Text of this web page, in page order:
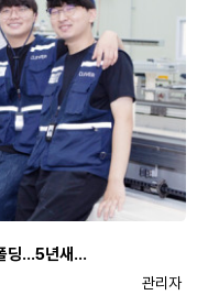
딩…5년새…
등록자
관리자